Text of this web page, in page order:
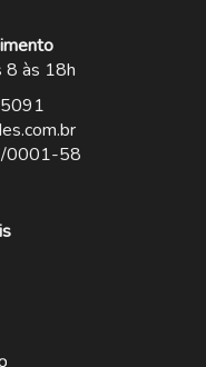
8 às 18h
0001-58